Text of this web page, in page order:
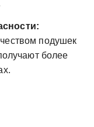
подушек
более